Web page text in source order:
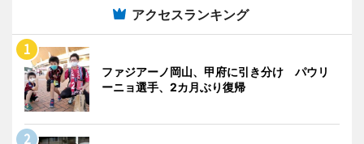
アクセスランキング
ファジアーノ岡山、甲府に引き分け パウリ
ーニョ選手、2カ月ぶり復帰